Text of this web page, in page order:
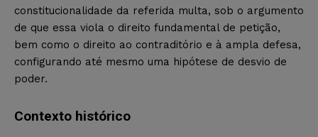
constitucionalidade da referida multa, sob o argumento
de que essa viola o direito fundamental de petição,
bem como o direito ao contraditório e à ampla defesa,
configurando até mesmo uma hipótese de desvio de
poder.
Contexto histórico